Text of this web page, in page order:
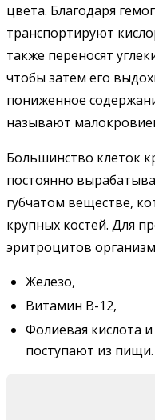
цвета. Благодаря
транспортируют
также переносят
чтобы затем его
пониженное
называют
Большинство клеток
постоянно
губчатом веществе,
крупных костей. Для
эритроцитов
Железо,
Витамин B-12,
Фолиевая кислота
поступают из пищи.